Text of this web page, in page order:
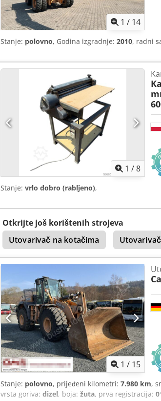
1 / 14
Stanje: polovno, Godina izgradnje: 2010, radni
1 /8
Stanje: vrlo dobro (rabljeno),
Otkrijte još korištenih strojeva
Utovarivač na kotačima
1 / 15
Stanje: polovno, prijeđeni kilometri: 7.980 km,
vrsta goriva: dizel, boja: žuta, prva registracija: